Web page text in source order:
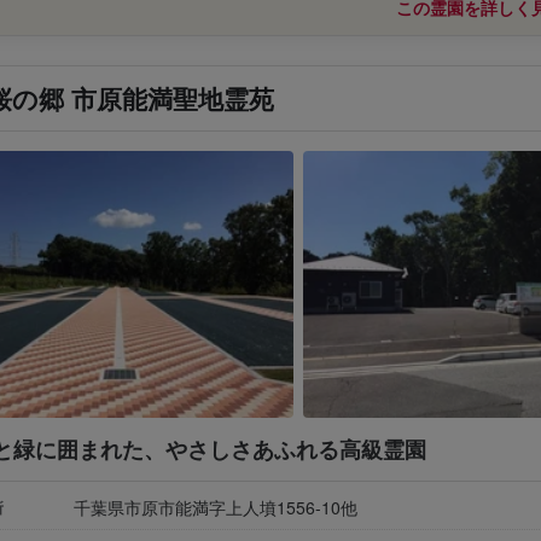
この霊園を詳しく
の郷 市原能満聖地霊苑
緑に囲まれた、やさしさあふれる高級霊園
千葉県市原市能満字上人墳1556-10他